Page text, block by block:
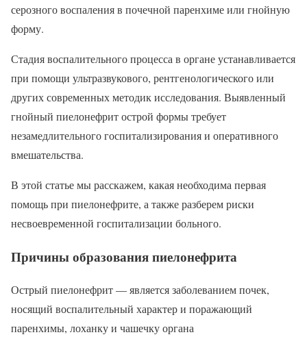
серозного воспаления в почечной паренхиме или гнойную
форму.
Стадия воспалительного процесса в органе устанавливается
при помощи ультразвукового, рентгенологического или
других современных методик исследования. Выявленный
гнойный пиелонефрит острой формы требует
незамедлительного госпитализирования и оперативного
вмешательства.
В этой статье мы расскажем, какая необходима первая
помощь при пиелонефрите, а также разберем риски
несвоевременной госпитализации больного.
Причины образования пиелонефрита
Острый пиелонефрит — является заболеванием почек,
носящий воспалительный характер и поражающий
паренхимы, лоханку и чашечку органа